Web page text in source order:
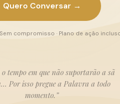
Quero Conversar →
compromisso · Plano de ação
tempo em que não suportarão a sã
Por isso pregue a Palavra a todo
momento.”